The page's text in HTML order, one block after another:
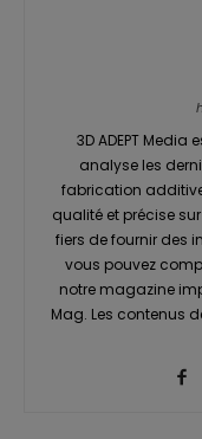
3D ADEPT
analyse les
fabrication
qualité et précise
fiers de fournir des
vous pouvez
notre magazine
Mag. Les contenus